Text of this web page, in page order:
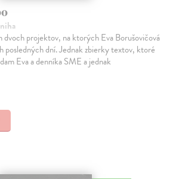
dvoch projektov, na ktorých Eva Borušovičová
posledných dní. Jednak zbierky textov, ktoré
Eva a denníka SME a jednak